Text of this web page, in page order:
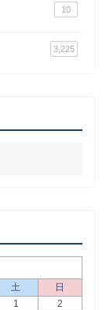
10
3,225
土
日
1
2